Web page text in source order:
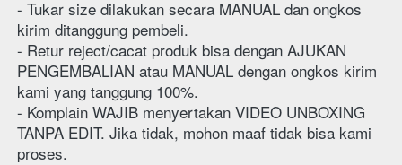
- Tukar size dilakukan secara MANUAL dan ongkos
kirim ditanggung pembeli.
- Retur reject/cacat produk bisa dengan AJUKAN
PENGEMBALIAN atau MANUAL dengan ongkos kirim
kami yang tanggung 100%.
- Komplain WAJIB menyertakan VIDEO UNBOXING
TANPA EDIT. Jika tidak, mohon maaf tidak bisa kami
proses.